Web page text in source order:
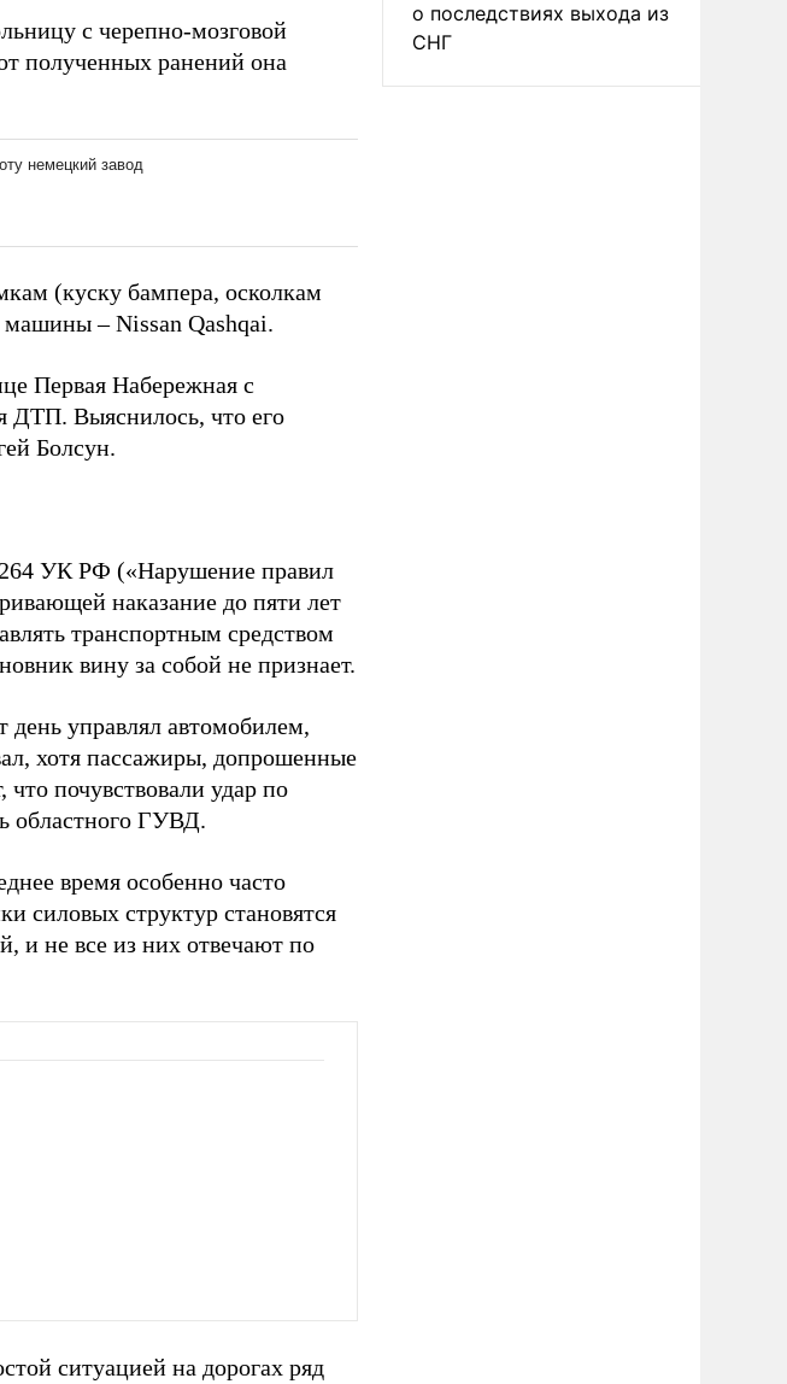
с черепно-мозговой
полученных ранений она
(куску бампера, осколкам
– Nissan Qashqai.
Первая Набережная с
ДТП. Выяснилось, что его
Болсун.
264 УК РФ («Нарушение правил
наказание до пяти лет
транспортным средством
вину за собой не признает.
день управлял автомобилем,
хотя пассажиры, допрошенные
что почувствовали удар по
областного ГУВД.
время особенно часто
силовых структур становятся
и не все из них отвечают по
ситуацией на дорогах ряд
о последствиях выхода из
СНГ